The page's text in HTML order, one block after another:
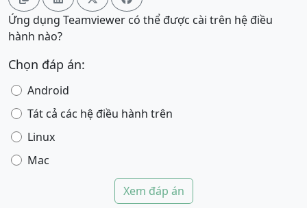
Ứng dụng Teamviewer có thể được cài trên hệ điều
hành nào?
Chọn đáp án:
Android
Tát cả các hệ điều hành trên
Linux
Mac
Xem đáp án